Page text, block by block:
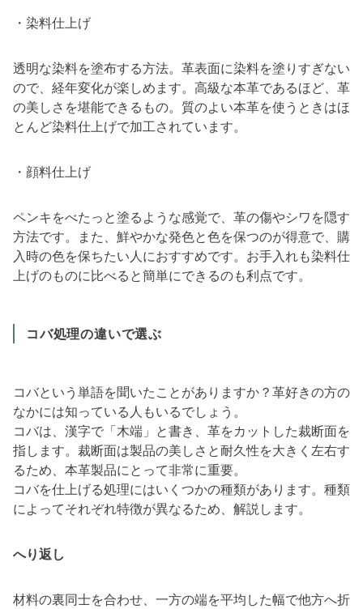
・染料仕上げ
透明な染料を塗布する方法。革表面に染料を塗りすぎない
ので、経年変化が楽しめます。高級な本革であるほど、革
の美しさを堪能できるもの。質のよい本革を使うときはほ
とんど染料仕上げで加工されています。
・顔料仕上げ
ペンキをべたっと塗るような感覚で、革の傷やシワを隠す
方法です。また、鮮やかな発色と色を保つのが得意で、購
入時の色を保ちたい人におすすめです。お手入れも染料仕
上げのものに比べると簡単にできるのも利点です。
コバ処理の違いで選ぶ
コバという単語を聞いたことがありますか？革好きの方の
なかには知っている人もいるでしょう。
コバは、漢字で「木端」と書き、革をカットした裁断面を
指します。裁断面は製品の美しさと耐久性を大きく左右す
るため、本革製品にとって非常に重要。
コバを仕上げる処理にはいくつかの種類があります。種類
によってそれぞれ特徴が異なるため、解説します。
へり返し
材料の裏同士を合わせ、一方の端を平均した幅で他方へ折